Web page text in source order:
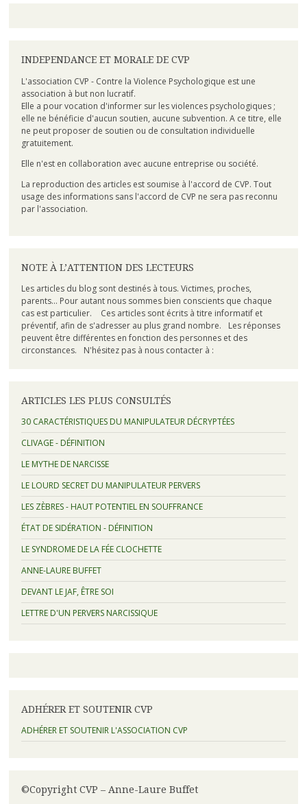
INDEPENDANCE ET MORALE DE CVP
L'association CVP - Contre la Violence Psychologique est une
association à but non lucratif.
Elle a pour vocation d'informer sur les violences psychologiques ;
elle ne bénéficie d'aucun soutien, aucune subvention. A ce titre, elle
ne peut proposer de soutien ou de consultation individuelle
gratuitement.
Elle n'est en collaboration avec aucune entreprise ou société.
La reproduction des articles est soumise à l'accord de CVP. Tout
usage des informations sans l'accord de CVP ne sera pas reconnu
par l'association.
NOTE À L’ATTENTION DES LECTEURS
Les articles du blog sont destinés à tous. Victimes, proches,
parents... Pour autant nous sommes bien conscients que chaque
cas est particulier. Ces articles sont écrits à titre informatif et
préventif, afin de s'adresser au plus grand nombre. Les réponses
peuvent être différentes en fonction des personnes et des
circonstances. N'hésitez pas à nous contacter à :
ARTICLES LES PLUS CONSULTÉS
30 CARACTÉRISTIQUES DU MANIPULATEUR DÉCRYPTÉES
CLIVAGE - DÉFINITION
LE MYTHE DE NARCISSE
LE LOURD SECRET DU MANIPULATEUR PERVERS
LES ZÈBRES - HAUT POTENTIEL EN SOUFFRANCE
ÉTAT DE SIDÉRATION - DÉFINITION
LE SYNDROME DE LA FÉE CLOCHETTE
ANNE-LAURE BUFFET
DEVANT LE JAF, ÊTRE SOI
LETTRE D'UN PERVERS NARCISSIQUE
ADHÉRER ET SOUTENIR CVP
ADHÉRER ET SOUTENIR L'ASSOCIATION CVP
©Copyright CVP – Anne-Laure Buffet